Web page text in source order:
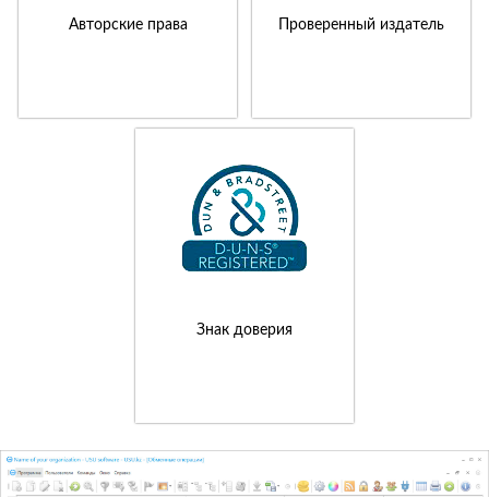
Авторские права Проверенный издатель
Знак доверия